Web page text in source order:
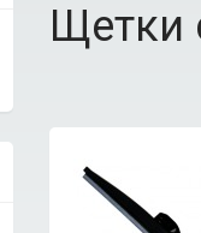
Щетки